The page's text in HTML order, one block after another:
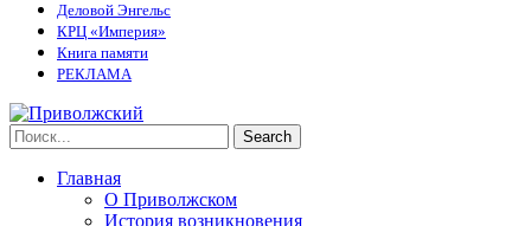
Деловой Энгельс
КРЦ «Империя»
Книга памяти
РЕКЛАМА
Главная
О Приволжском
История возникновения